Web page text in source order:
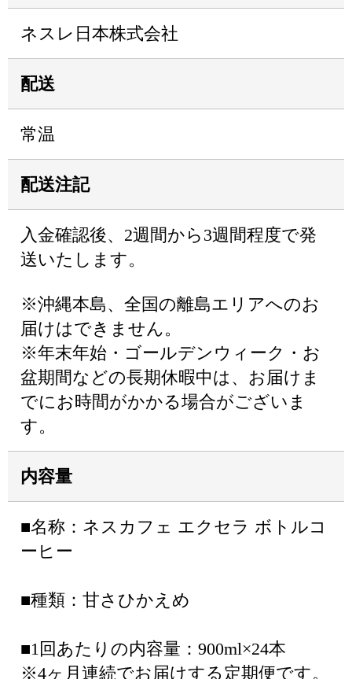
ネスレ日本株式会社
配送
常温
配送注記
入金確認後、2週間から3週間程度で発
送いたします。
※沖縄本島、全国の離島エリアへのお
届けはできません。
※年末年始・ゴールデンウィーク・お
盆期間などの長期休暇中は、お届けま
でにお時間がかかる場合がございま
す。
内容量
■名称：ネスカフェ エクセラ ボトルコ
ーヒー
■種類：甘さひかえめ
■1回あたりの内容量：900ml×24本
※4ヶ月連続でお届けする定期便です。